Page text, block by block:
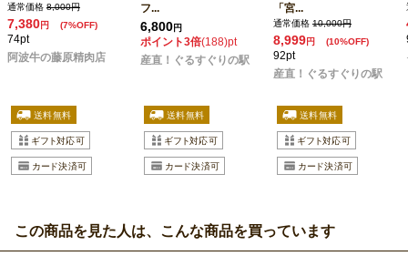
通常価格 8,000円
7,380円 (7%OFF)
74pt
阿波牛の藤原精肉店
フ...
6,800円
ポイント3倍(188)pt
産直！ぐるすぐりの駅
「宮...
通常価格 10,000円
8,999円 (10%OFF)
92pt
産直！ぐるすぐりの駅
この商品を見た人は、こんな商品を買っています